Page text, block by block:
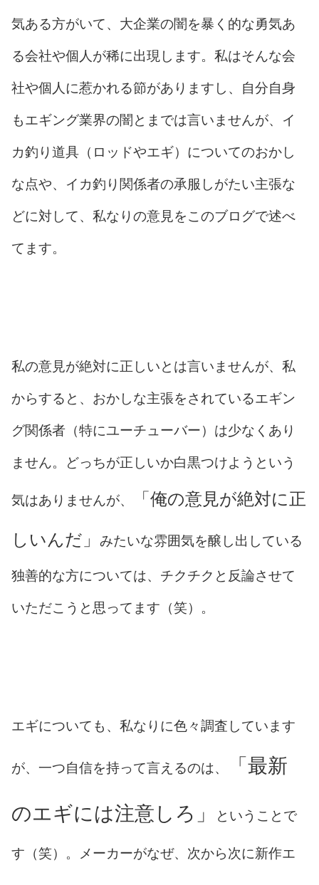
気ある方がいて、大企業の闇を暴く的な勇気あ
る会社や個人が稀に出現します。私はそんな会
社や個人に惹かれる節がありますし、自分自身
もエギング業界の闇とまでは言いませんが、イ
カ釣り道具（ロッドやエギ）についてのおかし
な点や、イカ釣り関係者の承服しがたい主張な
どに対して、私なりの意見をこのブログで述べ
てます。
私の意見が絶対に正しいとは言いませんが、私
からすると、おかしな主張をされているエギン
グ関係者（特にユーチューバー）は少なくあり
ません。どっちが正しいか白黒つけようという
気はありませんが、 「俺の意見が絶対に正
しいんだ」 みたいな雰囲気を醸し出している
独善的な方については、チクチクと反論させて
いただこうと思ってます（笑）。
エギについても、私なりに色々調査しています
が、一つ自信を持って言えるのは、 「最新
のエギには注意しろ」 ということで
す（笑）。メーカーがなぜ、次から次に新作エ